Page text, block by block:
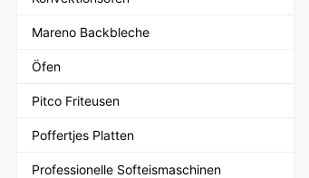
Mareno Backbleche
Öfen
Pitco Friteusen
Poffertjes Platten
Professionelle Softeismaschinen